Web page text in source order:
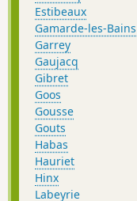
Estibeaux
Gamarde-les-Bains
Garrey
Gaujacq
Gibret
Goos
Gousse
Gouts
Habas
Hauriet
Hinx
Labeyrie